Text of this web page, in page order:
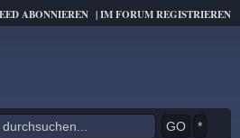
ABONNIEREN |IM FORUM REGISTRIEREN
*